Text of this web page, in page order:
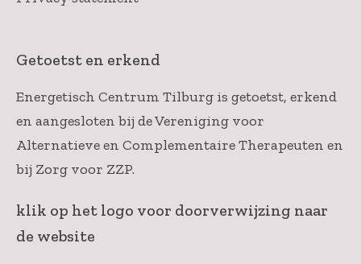
Getoetst en erkend
Energetisch Centrum Tilburg is getoetst, erkend
en aangesloten bij de Vereniging voor
Alternatieve en Complementaire Therapeuten en
bij Zorg voor ZZP.
klik op het logo voor doorverwijzing naar
de website